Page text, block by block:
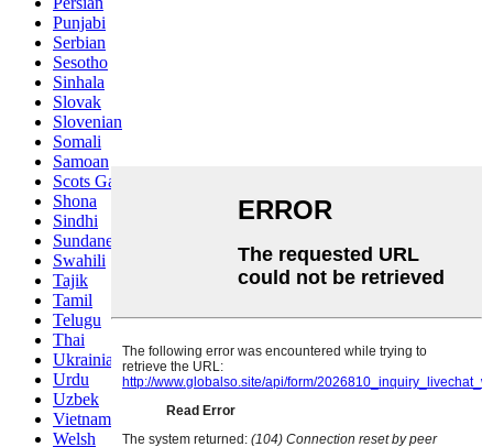
Punjabi
Serbian
Sesotho
Sinhala
Slovak
Slovenian
Somali
Samoan
Scots Gaelic
Shona
Sindhi
Sundanese
Swahili
Tajik
Tamil
Telugu
Thai
Ukrainian
Urdu
Uzbek
Vietnamese
Welsh